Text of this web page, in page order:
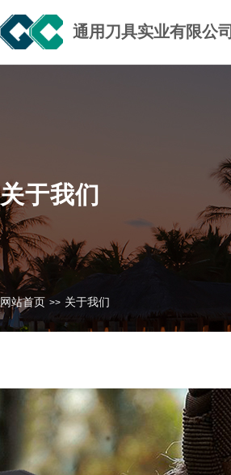
通用刀具实业有限公司
关于我们
网站首页 >> 关于我们